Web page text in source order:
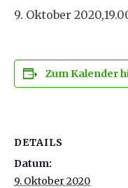
9. Oktober
Zum Kalender
DETAILS
Datum:
9. Oktober 2020